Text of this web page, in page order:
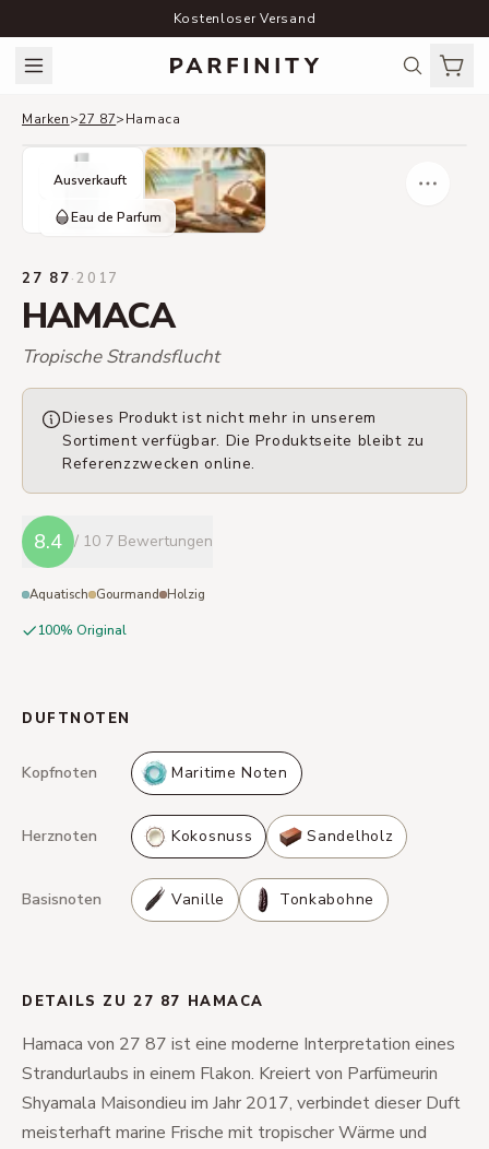
Kostenloser Versand
Marken>27 87>Hamaca
Ausverkauft
Eau de Parfum
27 87·2017
HAMACA
Tropische Strandsflucht
Dieses Produkt ist nicht mehr in unserem
Sortiment verfügbar. Die Produktseite bleibt zu
Referenzzwecken online.
8.4 / 10 7 Bewertungen
Aquatisch Gourmand Holzig
100% Original
DUFTNOTEN
Kopfnoten Maritime Noten
Herznoten Kokosnuss Sandelholz
Basisnoten Vanille Tonkabohne
DETAILS ZU 27 87 HAMACA
Hamaca von 27 87 ist eine moderne Interpretation eines
Strandurlaubs in einem Flakon. Kreiert von Parfümeurin
Shyamala Maisondieu im Jahr 2017, verbindet dieser Duft
meisterhaft marine Frische mit tropischer Wärme und